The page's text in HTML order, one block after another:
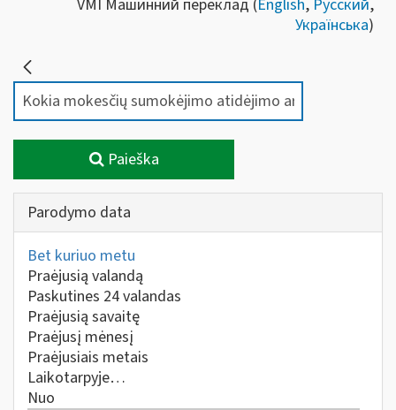
VMI Машинний переклад (English, Русский,
Українська)
Paieška
Parodymo data
Bet kuriuo metu
Praėjusią valandą
Paskutines 24 valandas
Praėjusią savaitę
Praėjusį mėnesį
Praėjusiais metais
Laikotarpyje…
Nuo